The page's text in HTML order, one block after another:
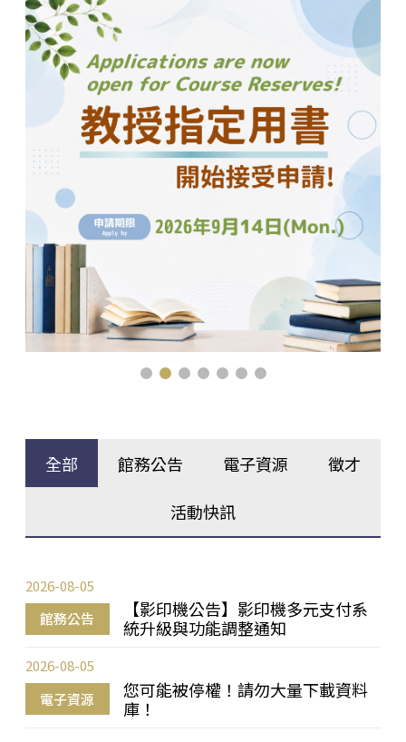
全部 館務公告 電子資源 徵才
活動快訊
館務公告
【影印機公告】影印機多元支付系
統升級與功能調整通知
2026-08-05
電子資源
您可能被停權！請勿大量下載資料
庫！
2026-08-05